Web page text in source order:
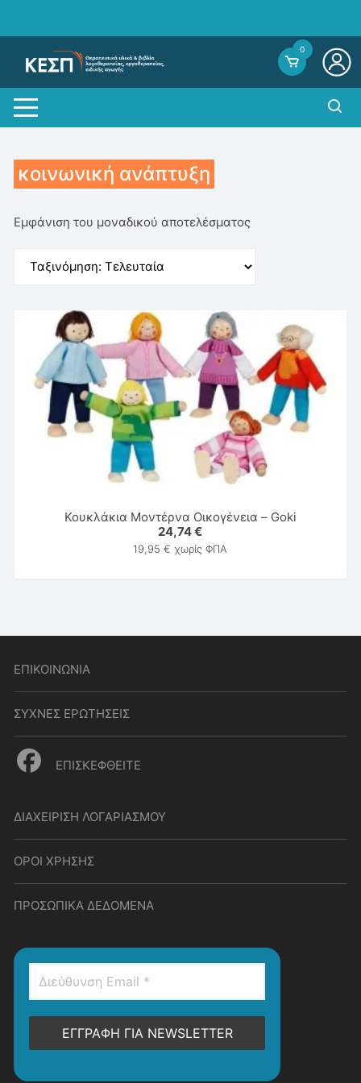
0
κοινωνική ανάπτυξη
Εμφάνιση του μοναδικού αποτελέσματος
Κουκλάκια Μοντέρνα Οικογένεια – Goki
24,74€
19,95€ χωρίς ΦΠΑ
ΕΠΙΚΟΙΝΩΝΙΑ
ΣΥΧΝΕΣ ΕΡΩΤΗΣΕΙΣ
ΕΠΙΣΚΕΦΘΕΙΤΕ
ΔΙΑΧΕΙΡΙΣΗ ΛΟΓΑΡΙΑΣΜΟΥ
ΟΡΟΙ ΧΡΗΣΗΣ
ΠΡΟΣΩΠΙΚΑ ΔΕΔΟΜΕΝΑ